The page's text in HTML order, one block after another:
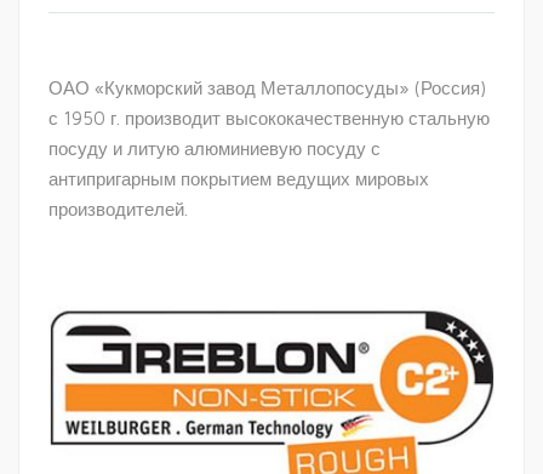
ОАО «Кукморский завод Металлопосуды» (Россия)
с 1950 г. производит высококачественную стальную
посуду и литую алюминиевую посуду с
антипригарным покрытием ведущих мировых
производителей.